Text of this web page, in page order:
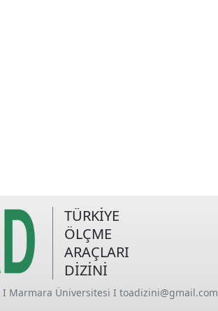
TÜRKİYE
ÖLÇME
ARAÇLARI
DİZİNİ
I Marmara Üniversitesi I toadizini@gmail.com